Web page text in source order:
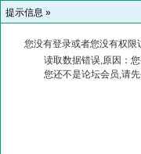
提示信息 »
您没有登录或者您没有权
读取数据错误,原因：
您还不是论坛会员,请